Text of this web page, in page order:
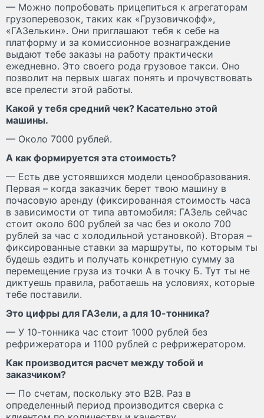
— Можно попробовать прицепиться к агрегаторам
грузоперевозок, таких как «Грузовичкофф»,
«ГАЗелькин». Они приглашают тебя к себе на
платформу и за комиссионное вознаграждение
выдают тебе заказы на работу практически
ежедневно. Это своего рода грузовое такси. Оно
позволит на первых шагах понять и прочувствовать
все прелести этой работы.
Какой у тебя средний чек? Касательно этой
машины.
— Около 7000 рублей.
А как формируется эта стоимость?
— Есть две устоявшихся модели ценообразования.
Первая – когда заказчик берет твою машину в
почасовую аренду (фиксированная стоимость часа
в зависимости от типа автомобиля: ГАЗель сейчас
стоит около 600 рублей за час без и около 700
рублей за час с холодильной установкой). Вторая –
фиксированные ставки за маршруты, по которым ты
будешь ездить и получать конкретную сумму за
перемещение груза из точки А в точку Б. Тут ты не
диктуешь правила, работаешь на условиях, которые
тебе поставили.
Это цифры для ГАЗели, а для 10-тонника?
— У 10-тонника час стоит 1000 рублей без
рефрижератора и 1100 рублей с рефрижератором.
Как производится расчет между тобой и
заказчиком?
— По счетам, поскольку это В2В. Раз в
определенный период производится сверка с